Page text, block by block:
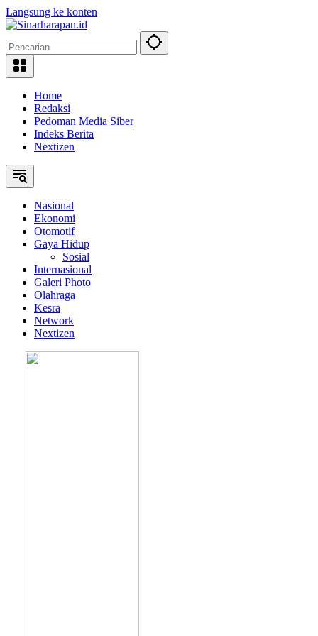
Langsung ke konten
Home
Redaksi
Pedoman Media Siber
Indeks Berita
Nextizen
Nasional
Ekonomi
Otomotif
Gaya Hidup
Sosial
Internasional
Galeri Photo
Olahraga
Kesra
Network
Nextizen